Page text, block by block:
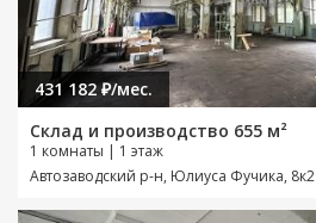
431 182 ₽/мес.
Склад и производство 655 м²
1 комнаты | 1 этаж
Автозаводский р-н, Юлиуса Фучика, 8к2